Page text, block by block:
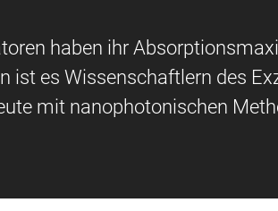
haben ihr
ist es Wissenschaftlern des
mit nanophotonischen